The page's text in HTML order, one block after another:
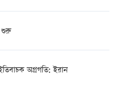
শুরু
অগ্রগতি: ইরান